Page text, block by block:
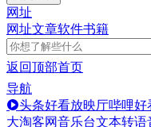
网址
网址文章软件书籍
返回顶部首页
导航
头条好看放映厅哔哩好
大淘客网音乐台文本转语